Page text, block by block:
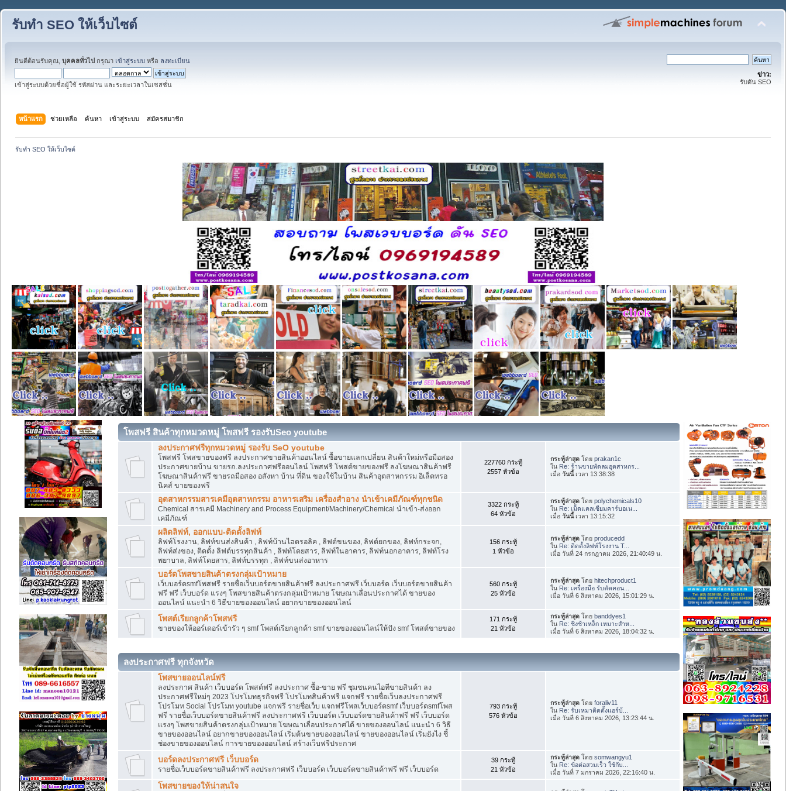
รับทำ SEO ให้เว็บไซต์
ยินดีต้อนรับคุณ, บุคคลทั่วไป กรุณา เข้าสู่ระบบ หรือ ลงทะเบียน
เข้าสู่ระบบด้วยชื่อผู้ใช้ รหัสผ่าน และระยะเวลาในเซสชั่น
ข่าว:
รับดัน SEO
หน้าแรก ช่วยเหลือ ค้นหา เข้าสู่ระบบ สมัครสมาชิก
รับทำ SEO ให้เว็บไซต์
โพสฟรี สินค้าทุกหมวดหมู่ โพสฟรี รองรับSeo youtube
ลงประกาศฟรีทุกหมวดหมู่ รองรับ SeO youtube
โพสฟรี โพสขายของฟรี ลงประกาศขายสินค้าออนไลน์ ซื้อขายแลกเปลี่ยน สินค้าใหม่หรือมือสอง
ประกาศขายบ้าน ขายรถ.ลงประกาศฟรีออนไลน์ โพสฟรี โพสต์ขายของฟรี ลงโฆษณาสินค้าฟรี
โฆษณาสินค้าฟรี ขายรถมือสอง อสังหา บ้าน ที่ดิน ของใช้ในบ้าน สินค้าอุตสาหกรรม อิเล็คทรอ
นิคส์ ขายของฟรี
227760 กระทู้
2557 หัวข้อ
กระทู้ล่าสุด โดยprakan1c
ใน Re: ร้านขายพัดลมอุตสาหกร...
เมื่อวันนี้เวลา 13:38:38
อุตสาหกรรมสารเคมีอุตสาหกรรม อาหารเสริม เครื่องสำอาง นำเข้าเคมีภัณฑ์ทุกชนิด
Chemical สารเคมี Machinery and Process Equipment/Machinery/Chemical นำเข้า-ส่งออก
เคมีภัณฑ์
3322 กระทู้
64 หัวข้อ
กระทู้ล่าสุด โดยpolychemicals10
ใน Re: เม็ดแคลเซียมคาร์บอเน...
เมื่อวันนี้เวลา 13:15:32
ผลิตลิฟท์, ออกแบบ-ติดตั้งลิฟท์
ลิฟท์โรงงาน, ลิฟท์ขนส่งสินค้า , ลิฟท์บ้านไฮดรอลิค , ลิฟต์ขนของ, ลิฟต์ยกของ, ลิฟท์กระจก,
ลิฟท์ส่งของ, ติดตั้ง ลิฟต์บรรทุกสินค้า , ลิฟท์โดยสาร, ลิฟท์ในอาคาร, ลิฟท์นอกอาคาร, ลิฟท์โรง
พยาบาล, ลิฟท์โดยสาร, ลิฟท์บรรทุก , ลิฟท์ขนส่งอาหาร
156 กระทู้
1 หัวข้อ
กระทู้ล่าสุด โดยproducedd
ใน Re: ติดตั้งลิฟท์โรงงาน T...
เมื่อ วันที่ 24 กรกฎาคม 2026, 21:40:49 น.
บอร์ดโพสขายสินค้าตรงกลุ่มเป้าหมาย
เว็บบอร์ดsmfโพสฟรี รายชื่อเว็บบอร์ดขายสินค้าฟรี ลงประกาศฟรี เว็บบอร์ด เว็บบอร์ดขายสินค้า
ฟรี ฟรี เว็บบอร์ด แรงๆ โพสขายสินค้าตรงกลุ่มเป้าหมาย โฆษณาเลื่อนประกาศได้ ขายของ
ออนไลน์ แนะนำ 6 วิธีขายของออนไลน์ อยากขายของออนไลน์
560 กระทู้
25 หัวข้อ
กระทู้ล่าสุด โดยhitechproduct1
ใน Re: เครื่องมือ รับตัดคอน...
เมื่อ วันที่ 6 สิงหาคม 2026, 15:01:29 น.
โพสต์เรียกลูกค้าโพสฟรี
ขายของให้ออร์เดอร์เข้ารัว ๆ smf โพสต์เรียกลูกค้า smf ขายของออนไลน์ให้ปัง smf โพสต์ขายของ
171 กระทู้
21 หัวข้อ
กระทู้ล่าสุด โดยbanddyes1
ใน Re: ชิงช้าเหล็ก เหมาะสำห...
เมื่อ วันที่ 6 สิงหาคม 2026, 18:04:32 น.
ลงประกาศฟรี ทุกจังหวัด
โพสขายออนไลน์ฟรี
ลงประกาศ สินค้า เว็บบอร์ด โพสต์ฟรี ลงประกาศ ซื้อ-ขาย ฟรี ชุมชนคนไอทีขายสินค้า ลง
ประกาศฟรีใหม่ๆ 2023 โปรโมทธุรกิจฟรี โปรโมทสินค้าฟรี แจกฟรี รายชื่อเว็บลงประกาศฟรี
โปรโมท Social โปรโมท youtube แจกฟรี รายชื่อเว็บ แจกฟรีโพสเว็บบอร์ดsmf เว็บบอร์ดsmfโพส
ฟรี รายชื่อเว็บบอร์ดขายสินค้าฟรี ลงประกาศฟรี เว็บบอร์ด เว็บบอร์ดขายสินค้าฟรี ฟรี เว็บบอร์ด
แรงๆ โพสขายสินค้าตรงกลุ่มเป้าหมาย โฆษณาเลื่อนประกาศได้ ขายของออนไลน์ แนะนำ 6 วิธี
ขายของออนไลน์ อยากขายของออนไลน์ เริ่มต้นขายของออนไลน์ ขายของออนไลน์ เริ่มยังไง ชี้
ช่องขายของออนไลน์ การขายของออนไลน์ สร้างเว็บฟรีประกาศ
793 กระทู้
576 หัวข้อ
กระทู้ล่าสุด โดยforaliv11
ใน Re: รับเหมาติดตั้งแอร์บ้...
เมื่อ วันที่ 6 สิงหาคม 2026, 13:23:44 น.
บอร์ดลงประกาศฟรี เว็บบอร์ด
รายชื่อเว็บบอร์ดขายสินค้าฟรี ลงประกาศฟรี เว็บบอร์ด เว็บบอร์ดขายสินค้าฟรี ฟรี เว็บบอร์ด
39 กระทู้
21 หัวข้อ
กระทู้ล่าสุด โดยsomwangyu1
ใน Re: ข้อต่อสวมเร็ว ใช้กับ...
เมื่อ วันที่ 7 มกราคม 2026, 22:16:40 น.
โพสขายของให้น่าสนใจ